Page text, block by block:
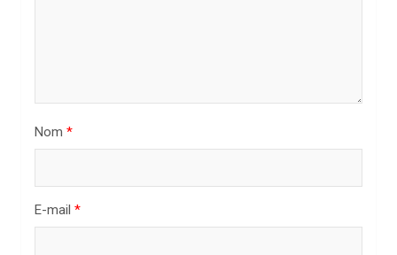
Nom *
E-mail *